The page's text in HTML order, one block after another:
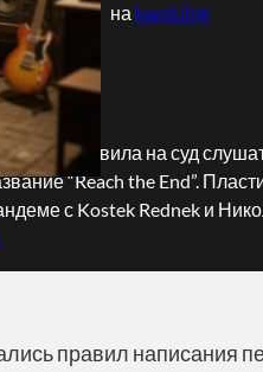
на band.link
представила на суд
“Reach the End”.
с Kostek Rednek и
правил написания